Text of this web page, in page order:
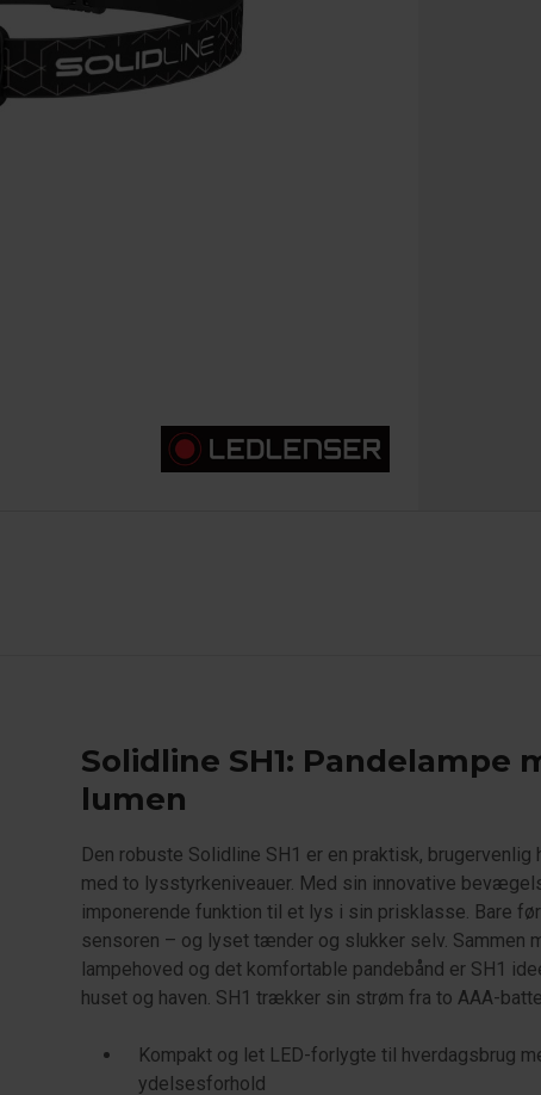
Solidline SH1: Pandelampe
lumen
Den robuste Solidline SH1 er en praktisk, brugervenlig
med to lysstyrkeniveauer. Med sin innovative
imponerende funktion til et lys i sin prisklasse. Bare
sensoren – og lyset tænder og slukker selv. Sammen
lampehoved og det komfortable pandebånd er SH1
huset og haven. SH1 trækker sin strøm fra to AAA-
Kompakt og let LED-forlygte til hverdagsbrug
ydelsesforhold